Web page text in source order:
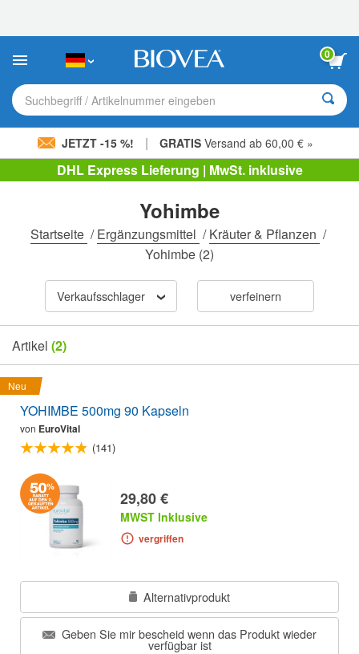
Sie:
Website
ein
Barrierefreiheitssystem.
0
Suchbegriff / Artikelnummer eingeben
JETZT -15 %! | GRATIS Versand ab 60,00 € »
DHL Express Lieferung | MwSt. inklusive
Yohimbe
Startseite /Ergänzungsmittel /Kräuter & Pflanzen /
Yohimbe (2)
Verkaufsschlager verfeinern
Artikel (2)
Neu
YOHIMBE 500mg 90 Kapseln
von EuroVital
(141)
29,80 €
MWST Inklusive
vergriffen
Alternativprodukt
Geben Sie mir bescheid wenn das Produkt wieder
verfügbar ist